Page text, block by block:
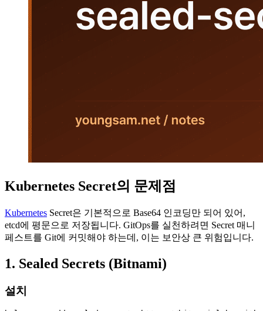
Kubernetes Secret의 문제점
Kubernetes Secret은 기본적으로 Base64 인코딩만 되어 있어,
etcd에 평문으로 저장됩니다. GitOps를 실천하려면 Secret 매니
페스트를 Git에 커밋해야 하는데, 이는 보안상 큰 위험입니다.
1. Sealed Secrets (Bitnami)
설치